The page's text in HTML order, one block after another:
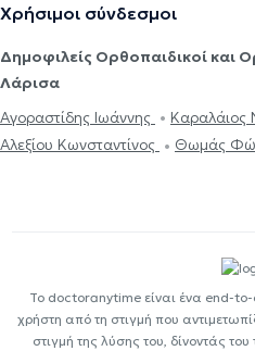
Χρήσιμοι σύνδεσμοι
Δημοφιλείς Ορθοπαιδικοί και
Λάρισα
Αγοραστίδης Ιωάννης
Καραλάιος
Αλεξίου Κωνσταντίνος
Θωμάς
Το doctoranytime είναι ένα end-to-
χρήστη από τη στιγμή που
στιγμή της λύσης του, δίνοντάς